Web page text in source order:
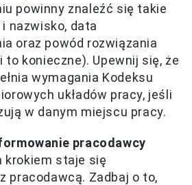
powinny znaleźć się takie
nazwisko, data
oraz powód rozwiązania
to konieczne). Upewnij się, że
wymagania Kodeksu
układów pracy, jeśli
w danym miejscu pracy.
pracodawcy
krokiem staje się
pracodawcą. Zadbaj o to,